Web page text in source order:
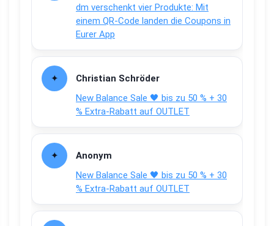
dm verschenkt vier Produkte: Mit
einem QR-Code landen die Coupons in
Eurer App
Christian Schröder
New Balance Sale 🖤 bis zu 50 % + 30
% Extra-Rabatt auf OUTLET
Anonym
New Balance Sale 🖤 bis zu 50 % + 30
% Extra-Rabatt auf OUTLET